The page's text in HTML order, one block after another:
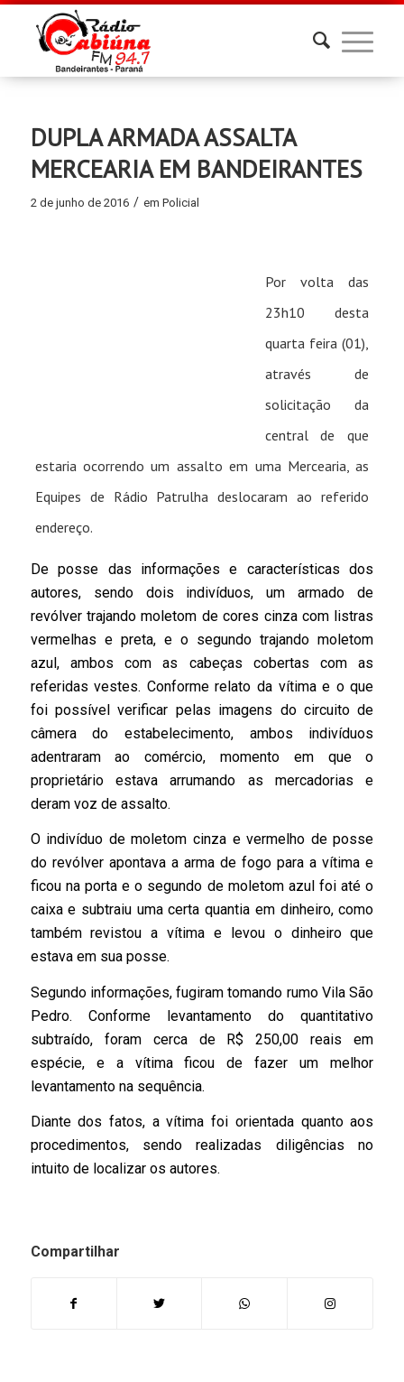
DUPLA ARMADA ASSALTA
MERCEARIA EM BANDEIRANTES
2 de junho de 2016 / em Policial
Por volta das
23h10 desta
quarta feira (01),
através de
solicitação da
central de que
estaria ocorrendo um assalto em uma Mercearia, as
Equipes de Rádio Patrulha deslocaram ao referido
endereço.
De posse das informações e características dos
autores, sendo dois indivíduos, um armado de
revólver trajando moletom de cores cinza com listras
vermelhas e preta, e o segundo trajando moletom
azul, ambos com as cabeças cobertas com as
referidas vestes. Conforme relato da vítima e o que
foi possível verificar pelas imagens do circuito de
câmera do estabelecimento, ambos indivíduos
adentraram ao comércio, momento em que o
proprietário estava arrumando as mercadorias e
deram voz de assalto.
O indivíduo de moletom cinza e vermelho de posse
do revólver apontava a arma de fogo para a vítima e
ficou na porta e o segundo de moletom azul foi até o
caixa e subtraiu uma certa quantia em dinheiro, como
também revistou a vítima e levou o dinheiro que
estava em sua posse.
Segundo informações, fugiram tomando rumo Vila São
Pedro. Conforme levantamento do quantitativo
subtraído, foram cerca de R$ 250,00 reais em
espécie, e a vítima ficou de fazer um melhor
levantamento na sequência.
Diante dos fatos, a vítima foi orientada quanto aos
procedimentos, sendo realizadas diligências no
intuito de localizar os autores.
Compartilhar